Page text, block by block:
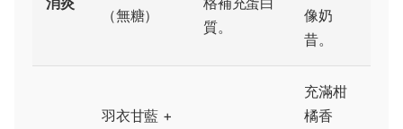
（無糖）
質。
像奶
昔。
羽衣甘藍 +
充滿柑
橘香